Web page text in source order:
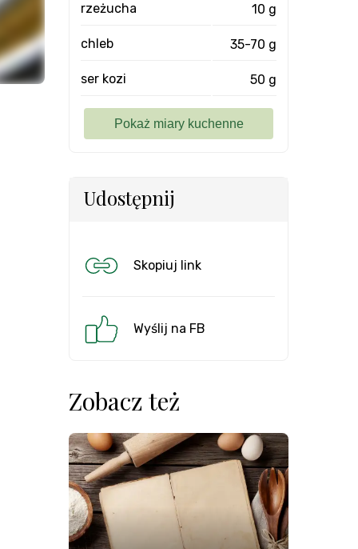
rzeżucha 10 g
chleb 35-70 g
ser kozi 50 g
Udostępnij
Skopiuj link
Wyślij na FB
Zobacz też